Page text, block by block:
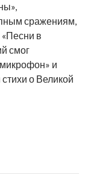
сражениям,
в
смог
и
о Великой